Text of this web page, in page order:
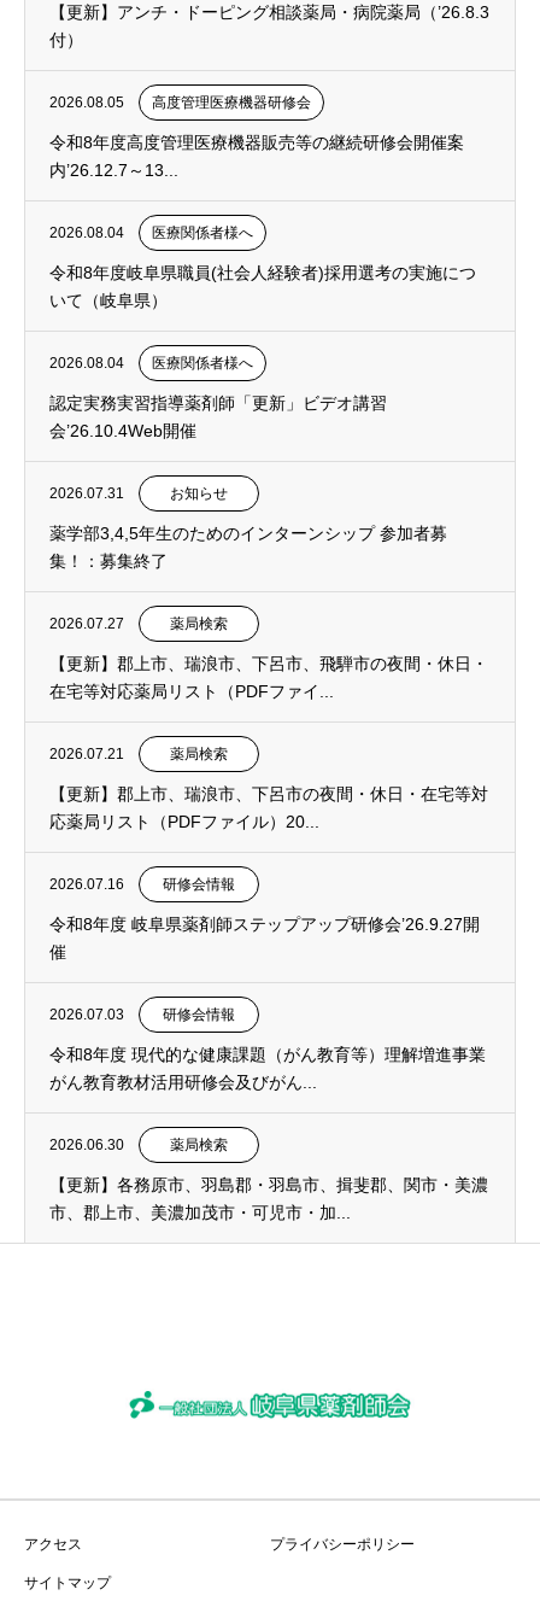
【更新】アンチ・ドーピング相談薬局・病院薬局（’26.8.3
付）
2026.08.05 高度管理医療機器研修会
令和8年度高度管理医療機器販売等の継続研修会開催案
内’26.12.7～13...
2026.08.04 医療関係者様へ
令和8年度岐阜県職員(社会人経験者)採用選考の実施につ
いて（岐阜県）
2026.08.04 医療関係者様へ
認定実務実習指導薬剤師「更新」ビデオ講習
会’26.10.4Web開催
2026.07.31 お知らせ
薬学部3,4,5年生のためのインターンシップ 参加者募
集！：募集終了
2026.07.27 薬局検索
【更新】郡上市、瑞浪市、下呂市、飛騨市の夜間・休日・
在宅等対応薬局リスト（PDFファイ...
2026.07.21 薬局検索
【更新】郡上市、瑞浪市、下呂市の夜間・休日・在宅等対
応薬局リスト（PDFファイル）20...
2026.07.16 研修会情報
令和8年度 岐阜県薬剤師ステップアップ研修会’26.9.27開
催
2026.07.03 研修会情報
令和8年度 現代的な健康課題（がん教育等）理解増進事業
がん教育教材活用研修会及びがん...
2026.06.30 薬局検索
【更新】各務原市、羽島郡・羽島市、揖斐郡、関市・美濃
市、郡上市、美濃加茂市・可児市・加...
アクセス プライバシーポリシー
サイトマップ